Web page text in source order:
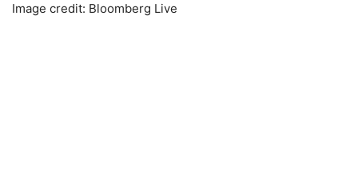
Image credit: Bloomberg Live